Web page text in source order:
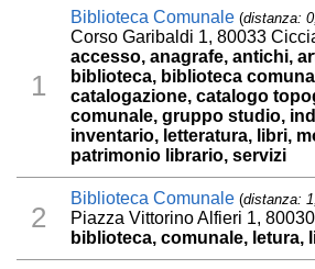
1
Biblioteca Comunale (distanza:
Corso Garibaldi 1, 80033
accesso, anagrafe, antichi,
biblioteca, biblioteca
catalogazione, catalogo
comunale, gruppo studio,
inventario, letteratura, libri,
patrimonio librario, servizi
2
Biblioteca Comunale (distanza:
Piazza Vittorino Alfieri 1,
biblioteca, comunale, letura,